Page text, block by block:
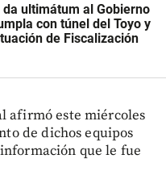
ultimátum al Gobierno
con túnel del Toyo y
de Fiscalización
afirmó este miércoles
de dichos equipos
que le fue